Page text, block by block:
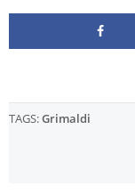
TAGS:Grimaldi